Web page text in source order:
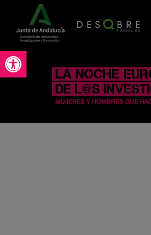
Abrir barra de herramientas